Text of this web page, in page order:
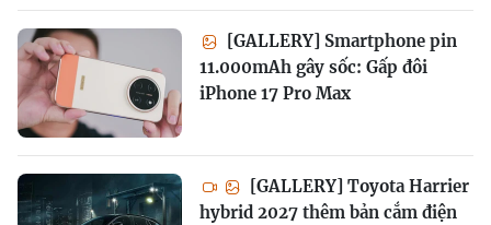
[GALLERY] Smartphone pin
11.000mAh gây sốc: Gấp đôi
iPhone 17 Pro Max
[GALLERY] Toyota Harrier
hybrid 2027 thêm bản cắm điện